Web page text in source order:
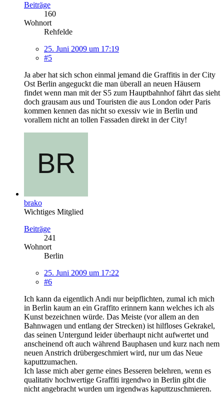
Beiträge
160
Wohnort
Rehfelde
25. Juni 2009 um 17:19
#5
Ja aber hat sich schon einmal jemand die Graffitis in der City
Ost Berlin angeguckt die man überall an neuen Häusern
findet wenn man mit der S5 zum Hauptbahnhof fährt das sieht
doch grausam aus und Touristen die aus London oder Paris
kommen kennen das nicht so exessiv wie in Berlin und
vorallem nicht an tollen Fassaden direkt in der City!
brako
Wichtiges Mitglied
Beiträge
241
Wohnort
Berlin
25. Juni 2009 um 17:22
#6
Ich kann da eigentlich Andi nur beipflichten, zumal ich mich
in Berlin kaum an ein Graffito erinnern kann welches ich als
Kunst bezeichnen würde. Das Meiste (vor allem an den
Bahnwagen und entlang der Strecken) ist hilfloses Gekrakel,
das seinen Untergund leider überhaupt nicht aufwertet und
anscheinend oft auch während Bauphasen und kurz nach nem
neuen Anstrich drübergeschmiert wird, nur um das Neue
kaputtzumachen.
Ich lasse mich aber gerne eines Besseren belehren, wenn es
qualitativ hochwertige Graffiti irgendwo in Berlin gibt die
nicht angebracht wurden um irgendwas kaputtzuschmieren.